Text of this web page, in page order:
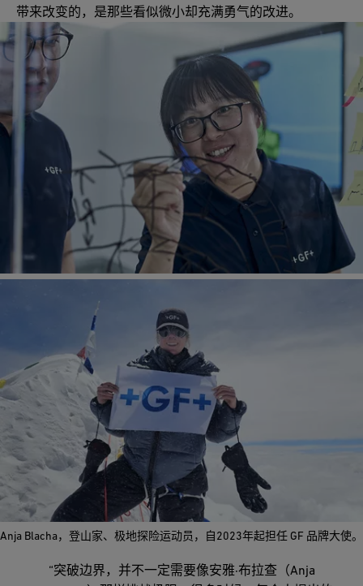
带来改变的，是那些看似微小却充满勇气的改进。
Anja Blacha，登山家、极地探险运动员，自2023年起担任 GF 品牌大使。
“突破边界，并不一定需要像安雅·布拉查（Anja